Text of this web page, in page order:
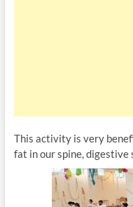
This activity is very
fat in our spine, digestive